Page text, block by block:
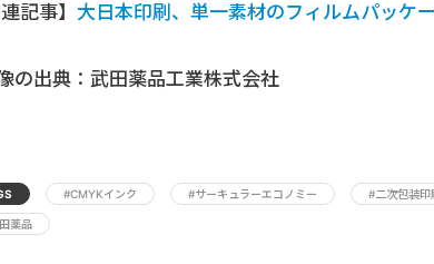
連記事】 大日本印刷、単一素材のフィルムパッケ
の出典：武田薬品工業株式会社
#CMYKインク #サーキュラーエコノミー #二次包装印
薬品